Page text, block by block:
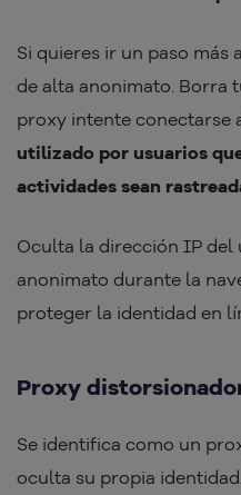
Si quieres ir un paso más
de alta anonimato. Borra
proxy intente conectarse
utilizado por usuarios
actividades sean
Oculta la dirección IP
anonimato durante la
proteger la identidad en
Proxy
Se identifica como un
oculta su propia